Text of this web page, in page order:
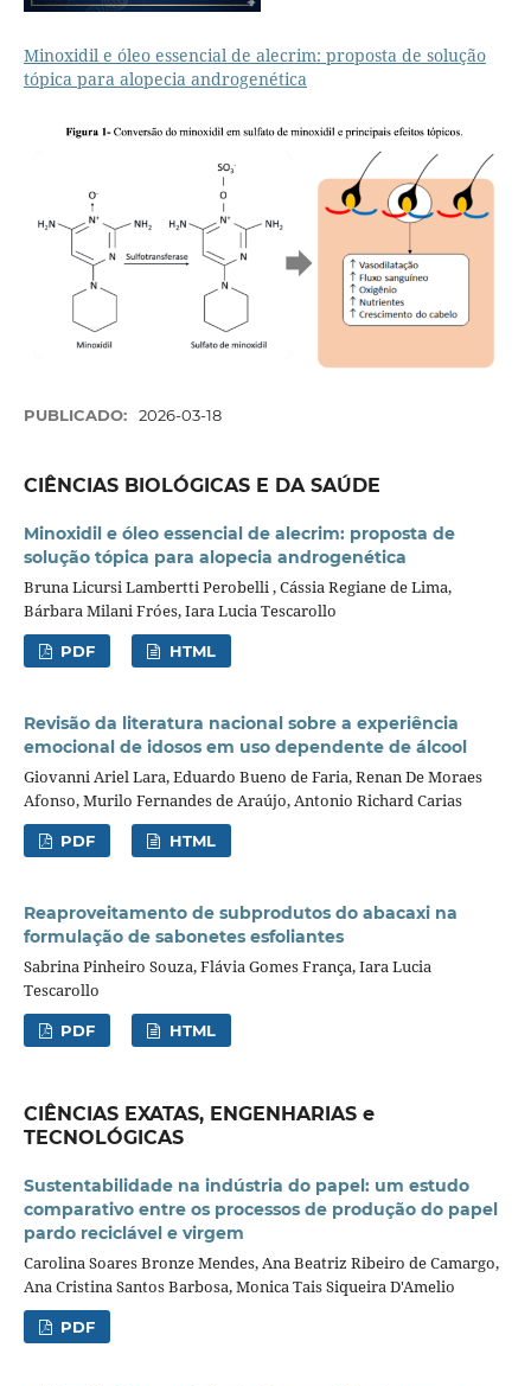
Minoxidil e óleo essencial de alecrim: proposta de solução
tópica para alopecia androgenética
PUBLICADO: 2026-03-18
CIÊNCIAS BIOLÓGICAS E DA SAÚDE
Minoxidil e óleo essencial de alecrim: proposta de
solução tópica para alopecia androgenética
Bruna Licursi Lambertti Perobelli , Cássia Regiane de Lima,
Bárbara Milani Fróes, Iara Lucia Tescarollo
PDF HTML
Revisão da literatura nacional sobre a experiência
emocional de idosos em uso dependente de álcool
Giovanni Ariel Lara, Eduardo Bueno de Faria, Renan De Moraes
Afonso, Murilo Fernandes de Araújo, Antonio Richard Carias
PDF HTML
Reaproveitamento de subprodutos do abacaxi na
formulação de sabonetes esfoliantes
Sabrina Pinheiro Souza, Flávia Gomes França, Iara Lucia
Tescarollo
PDF HTML
CIÊNCIAS EXATAS, ENGENHARIAS e
TECNOLÓGICAS
Sustentabilidade na indústria do papel: um estudo
comparativo entre os processos de produção do papel
pardo reciclável e virgem
Carolina Soares Bronze Mendes, Ana Beatriz Ribeiro de Camargo,
Ana Cristina Santos Barbosa, Monica Tais Siqueira D'Amelio
PDF